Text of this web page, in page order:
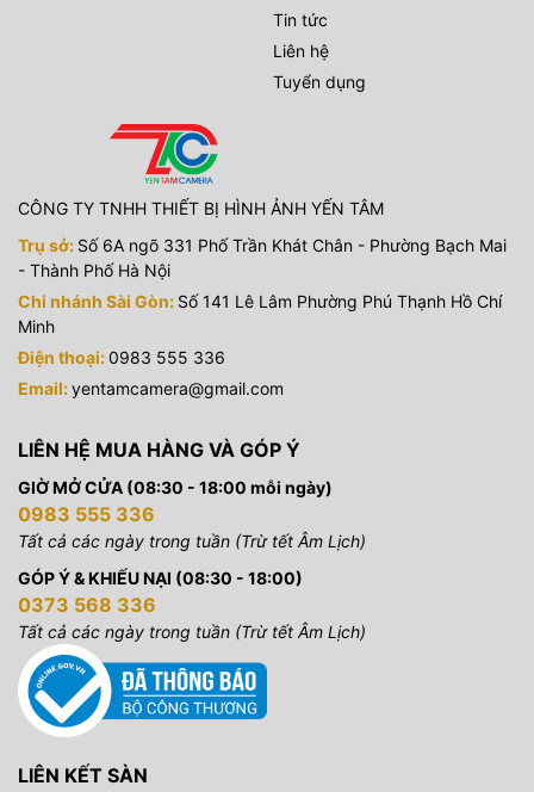
Tin tức
Liên hệ
Tuyển dụng
CÔNG TY TNHH THIẾT BỊ HÌNH ẢNH YẾN TÂM
Trụ sở: Số 6A ngõ 331 Phố Trần Khát Chân - Phường Bạch Mai
- Thành Phố Hà Nội
Chi nhánh Sài Gòn: Số 141 Lê Lâm Phường Phú Thạnh Hồ Chí
Minh
Điện thoại:0983 555 336
Email:yentamcamera@gmail.com
LIÊN HỆ MUA HÀNG VÀ GÓP Ý
GIỜ MỞ CỬA (08:30 - 18:00 mỗi ngày)
0983 555 336
Tất cả các ngày trong tuần (Trừ tết Âm Lịch)
GÓP Ý & KHIẾU NẠI (08:30 - 18:00)
0373 568 336
Tất cả các ngày trong tuần (Trừ tết Âm Lịch)
LIÊN KẾT SÀN